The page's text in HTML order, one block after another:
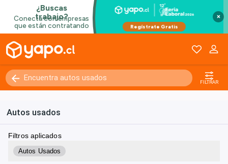
×
FILTRAR
Autos usados
Filtros aplicados
Autos Usados